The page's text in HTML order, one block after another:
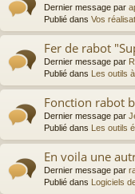
Dernier message par
Publié dans Vos
Fer de rabot
Dernier message par
Publié dans Les outils
Fonction rabot
Dernier message par
Publié dans Les outils
En voila une
Dernier message par
Publié dans Logiciels